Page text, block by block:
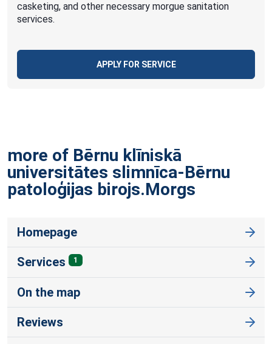
casketing, and other necessary morgue sanitation
services.
APPLY FOR SERVICE
more of Bērnu klīniskā
universitātes slimnīca-Bērnu
patoloģijas birojs.Morgs
Homepage
Services 1
On the map
Reviews